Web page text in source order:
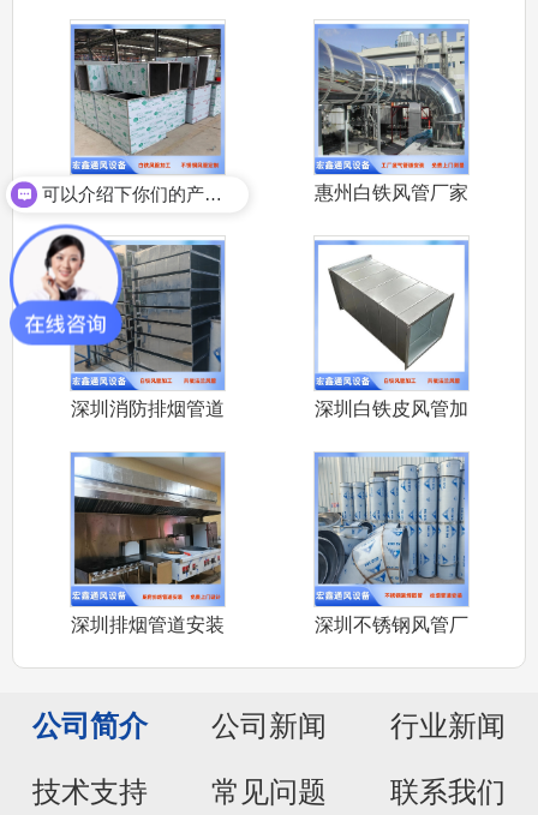
惠州不锈钢通风管
惠州白铁风管厂家
深圳消防排烟管道
深圳白铁皮风管加
深圳排烟管道安装
深圳不锈钢风管厂
公司简介 公司新闻 行业新闻
技术支持 常见问题 联系我们
可以介绍下你们的产品么？